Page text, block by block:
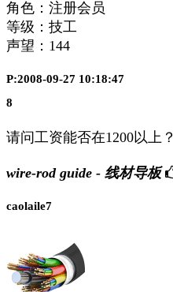
角色：注册会员
等级：技工
声望： 144
P:2008-09-27 10:18:47
8
请问工资能否在1200以上？
wire-rod guide - 线材导板
caolaile7